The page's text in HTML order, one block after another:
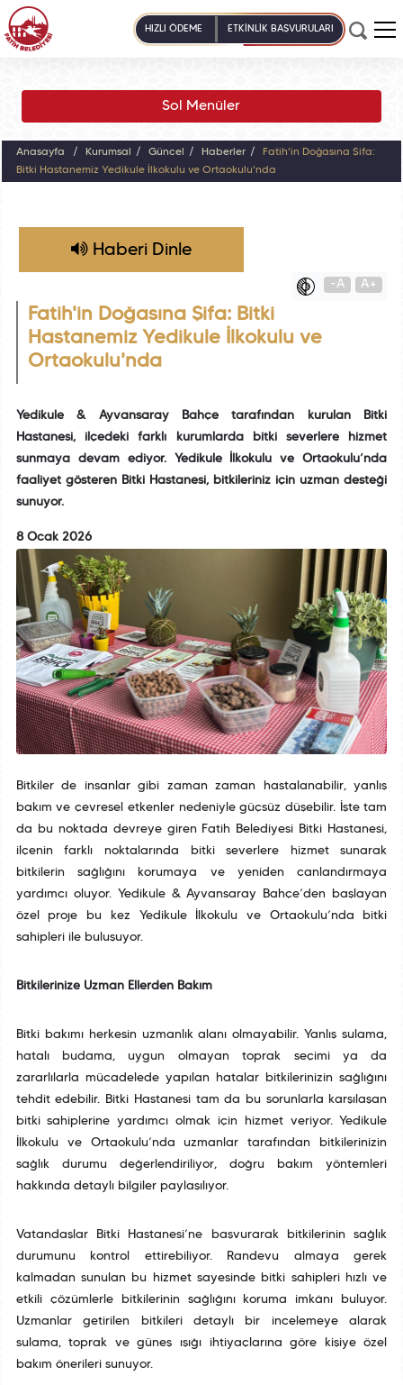
HIZLI ÖDEME ETKİNLİK BAŞVURULARI
Sol Menüler
Anasayfa Kurumsal Güncel Haberler
Fatih'in Doğasına Şifa:
Bitki Hastanemiz Yedikule İlkokulu ve Ortaokulu'nda
Haberi Dinle
-A A+
Fatih'in Doğasına Şifa: Bitki
Hastanemiz Yedikule İlkokulu ve
Ortaokulu'nda
Yedikule & Ayvansaray Bahçe tarafından kurulan Bitki
Hastanesi, ilçedeki farklı kurumlarda bitki severlere hizmet
sunmaya devam ediyor. Yedikule İlkokulu ve Ortaokulu’nda
faaliyet gösteren Bitki Hastanesi, bitkileriniz için uzman desteği
sunuyor.
8 Ocak 2026
Bitkiler de insanlar gibi zaman zaman hastalanabilir, yanlış
bakım ve çevresel etkenler nedeniyle güçsüz düşebilir. İşte tam
da bu noktada devreye giren Fatih Belediyesi Bitki Hastanesi,
ilçenin farklı noktalarında bitki severlere hizmet sunarak
bitkilerin sağlığını korumaya ve yeniden canlandırmaya
yardımcı oluyor. Yedikule & Ayvansaray Bahçe’den başlayan
özel proje bu kez Yedikule İlkokulu ve Ortaokulu’nda bitki
sahipleri ile buluşuyor.
Bitkilerinize Uzman Ellerden Bakım
Bitki bakımı herkesin uzmanlık alanı olmayabilir. Yanlış sulama,
hatalı budama, uygun olmayan toprak seçimi ya da
zararlılarla mücadelede yapılan hatalar bitkilerinizin sağlığını
tehdit edebilir. Bitki Hastanesi tam da bu sorunlarla karşılaşan
bitki sahiplerine yardımcı olmak için hizmet veriyor. Yedikule
İlkokulu ve Ortaokulu’nda uzmanlar tarafından bitkilerinizin
sağlık durumu değerlendiriliyor, doğru bakım yöntemleri
hakkında detaylı bilgiler paylaşılıyor.
Vatandaşlar Bitki Hastanesi’ne başvurarak bitkilerinin sağlık
durumunu kontrol ettirebiliyor. Randevu almaya gerek
kalmadan sunulan bu hizmet sayesinde bitki sahipleri hızlı ve
etkili çözümlerle bitkilerinin sağlığını koruma imkânı buluyor.
Uzmanlar getirilen bitkileri detaylı bir incelemeye alarak
sulama, toprak ve güneş ışığı ihtiyaçlarına göre kişiye özel
bakım önerileri sunuyor.